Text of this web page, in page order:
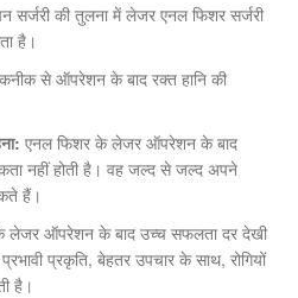
सर्जरी की तुलना में लेजर एनल फिशर सर्जरी
है।
से ऑपरेशन के बाद रक्त हानि की
एनल फिशर के लेजर ऑपरेशन के बाद
नहीं होती है। वह जल्द से जल्द अपने
हैं।
लेजर ऑपरेशन के बाद उच्च सफलता दर देखी
प्रकृति, बेहतर उपचार के साथ, रोगियों
है।